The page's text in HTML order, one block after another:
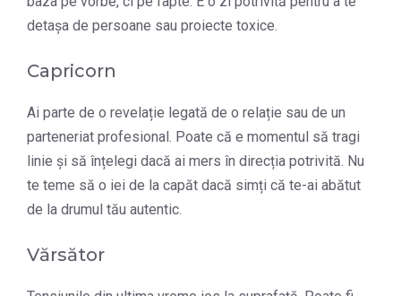
detașa de persoane sau proiecte toxice.
Capricorn
Ai parte de o revelație legată de o relație sau de un
parteneriat profesional. Poate că e momentul să tragi
linie și să înțelegi dacă ai mers în direcția potrivită. Nu
te teme să o iei de la capăt dacă simți că te-ai abătut
de la drumul tău autentic.
Vărsător